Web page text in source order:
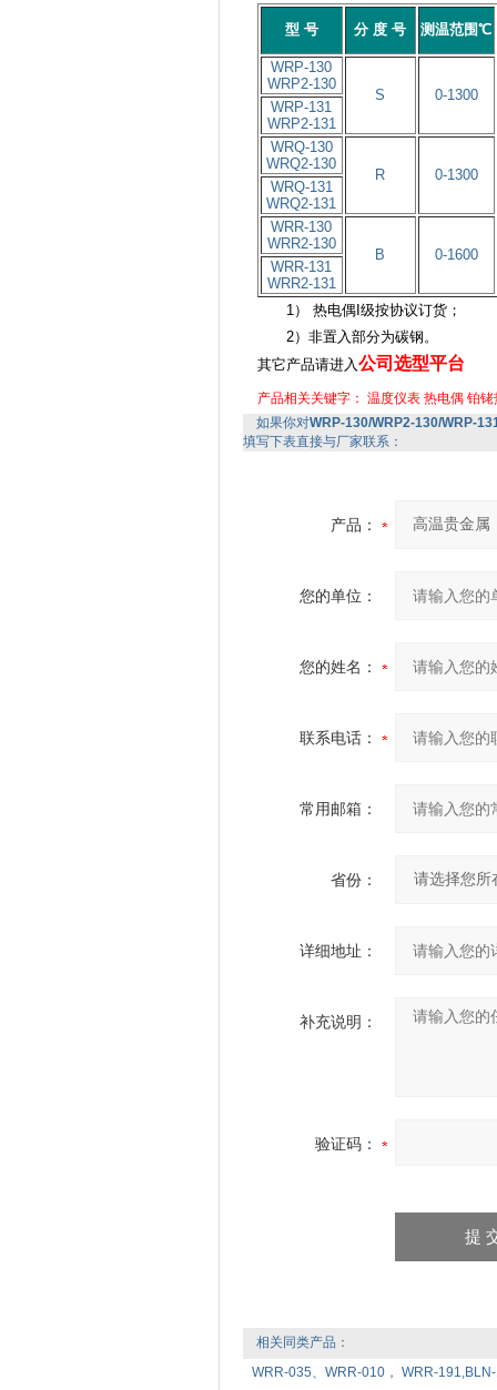
型 号 分 度 号 测温范围℃
WRP-130
WRP2-130
S 0-1300
WRP-131
WRP2-131
WRQ-130
WRQ2-130
R 0-1300
WRQ-131
WRQ2-131
WRR-130
WRR2-130
B 0-1600
WRR-131
WRR2-131
1） 热电偶I级按协议订货；
2）非置入部分为碳钢。
其它产品请进入公司选型平台
产品相关关键字： 温度仪表 热电偶 铂铑
如果你对WRP-130/WRP2-130/WRP-
填写下表直接与厂家联系：
产品：
您的单位：
您的姓名：
联系电话：
常用邮箱：
省份：
详细地址：
补充说明：
验证码：
相关同类产品：
WRR-035、WRR-010， WRR-